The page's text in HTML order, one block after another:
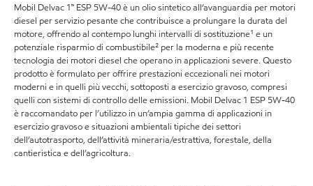
Mobil Delvac 1™ ESP 5W-40 è un olio sintetico all’avanguardia per motori
diesel per servizio pesante che contribuisce a prolungare la durata del
motore, offrendo al contempo lunghi intervalli di sostituzione¹ e un
potenziale risparmio di combustibile² per la moderna e più recente
tecnologia dei motori diesel che operano in applicazioni severe. Questo
prodotto è formulato per offrire prestazioni eccezionali nei motori
moderni e in quelli più vecchi, sottoposti a esercizio gravoso, compresi
quelli con sistemi di controllo delle emissioni. Mobil Delvac 1 ESP 5W-40
è raccomandato per l’utilizzo in un’ampia gamma di applicazioni in
esercizio gravoso e situazioni ambientali tipiche dei settori
dell’autotrasporto, dell’attività mineraria/estrattiva, forestale, della
cantieristica e dell’agricoltura.